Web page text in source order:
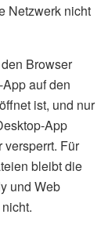
Netzwerk nicht
Browser
auf den
ist, und nur
App
versperrt. Für
bleibt die
und Web